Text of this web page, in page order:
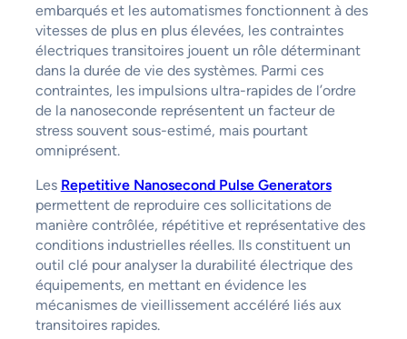
embarqués et les automatismes fonctionnent à des
vitesses de plus en plus élevées, les contraintes
électriques transitoires jouent un rôle déterminant
dans la durée de vie des systèmes. Parmi ces
contraintes, les impulsions ultra-rapides de l’ordre
de la nanoseconde représentent un facteur de
stress souvent sous-estimé, mais pourtant
omniprésent.
Les Repetitive Nanosecond Pulse Generators
permettent de reproduire ces sollicitations de
manière contrôlée, répétitive et représentative des
conditions industrielles réelles. Ils constituent un
outil clé pour analyser la durabilité électrique des
équipements, en mettant en évidence les
mécanismes de vieillissement accéléré liés aux
transitoires rapides.